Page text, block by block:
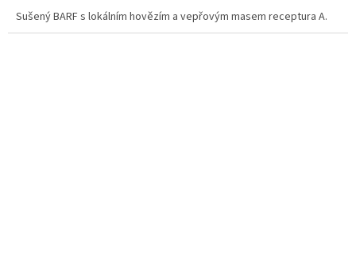
Sušený BARF s lokálním hovězím a vepřovým masem receptura A.